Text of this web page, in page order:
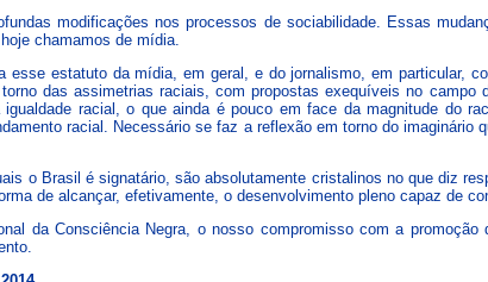
modificações nos processos de sociabilidade. Essas
chamamos de mídia.
esse estatuto da mídia, em geral, e do jornalismo, em particular,
das assimetrias raciais, com propostas exequíveis no
racial, o que ainda é pouco em face da magnitude do
racial. Necessário se faz a reflexão em torno do
o Brasil é signatário, são absolutamente cristalinos no que diz
de alcançar, efetivamente, o desenvolvimento pleno capaz de
da Consciência Negra, o nosso compromisso com a